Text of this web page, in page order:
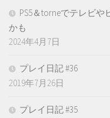
PS5＆torneでテレビ
かも
2024年4月7日
プレイ日記 #36
2019年7月26日
プレイ日記 #35